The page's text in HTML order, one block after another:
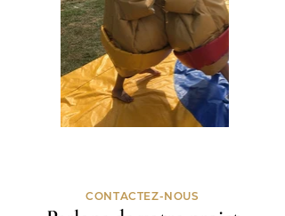
CONTACTEZ-NOUS